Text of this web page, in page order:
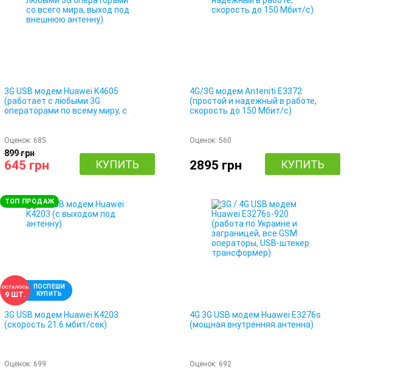
3G USB модем Huawei K4605
(работает с любыми 3G
операторами по всему миру, с
Оценок: 685
899 грн
645 грн КУПИТЬ
4G/3G модем Anteniti E3372
(простой и надежный в работе,
скорость до 150 Мбит/с)
Оценок: 560
2895 грн КУПИТЬ
ТОП ПРОДАЖ
ПОСПЕШИ
КУПИТЬ
ОСТАЛОСЬ
9 ШТ.
3G USB модем Huawei K4203
(скорость 21.6 мбит/сек)
Оценок: 699
4G 3G USB модем Huawei E3276s
(мощная внутренняя антенна)
Оценок: 692